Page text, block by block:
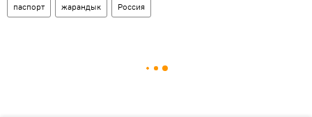
паспорт жарандык Россия